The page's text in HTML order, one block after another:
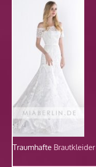
Traumhafte Brautkleider